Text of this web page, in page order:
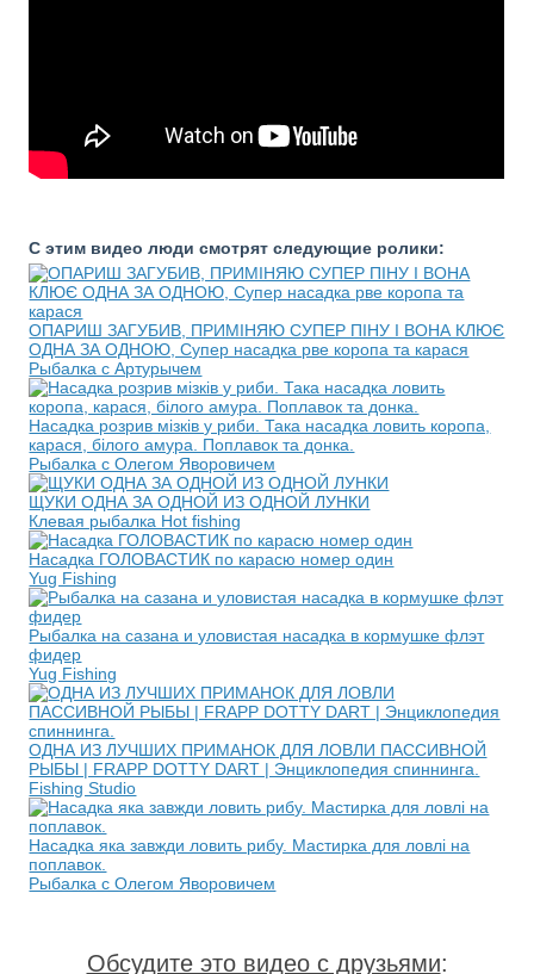
С этим видео люди смотрят следующие ролики:
ОПАРИШ ЗАГУБИВ, ПРИМІНЯЮ СУПЕР ПІНУ І ВОНА КЛЮЄ
ОДНА ЗА ОДНОЮ, Супер насадка рве коропа та карася
Рыбалка с Артурычем
Насадка розрив мізків у риби. Така насадка ловить коропа,
карася, білого амура. Поплавок та донка.
Рыбалка с Олегом Яворовичем
ЩУКИ ОДНА ЗА ОДНОЙ ИЗ ОДНОЙ ЛУНКИ
Клевая рыбалка Hot fishing
Насадка ГОЛОВАСТИК по карасю номер один
Yug Fishing
Рыбалка на сазана и уловистая насадка в кормушке флэт
фидер
Yug Fishing
ОДНА ИЗ ЛУЧШИХ ПРИМАНОК ДЛЯ ЛОВЛИ ПАССИВНОЙ
РЫБЫ | FRAPP DOTTY DART | Энциклопедия спиннинга.
Fishing Studio
Насадка яка завжди ловить рибу. Мастирка для ловлі на
поплавок.
Рыбалка с Олегом Яворовичем
Обсудите это видео с друзьями: